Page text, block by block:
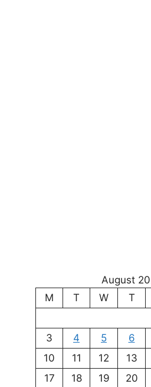
August
M
T W T
3
4 5 6
10
11 12 13
17
18 19 20